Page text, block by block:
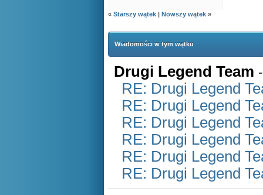
« Starszy wątek | Nowszy wątek »
Wiadomości w tym wątku
Drugi Legend Team
RE: Drugi Legend
RE: Drugi Legend
RE: Drugi Legend
RE: Drugi Legend
RE: Drugi Legend
RE: Drugi Legend